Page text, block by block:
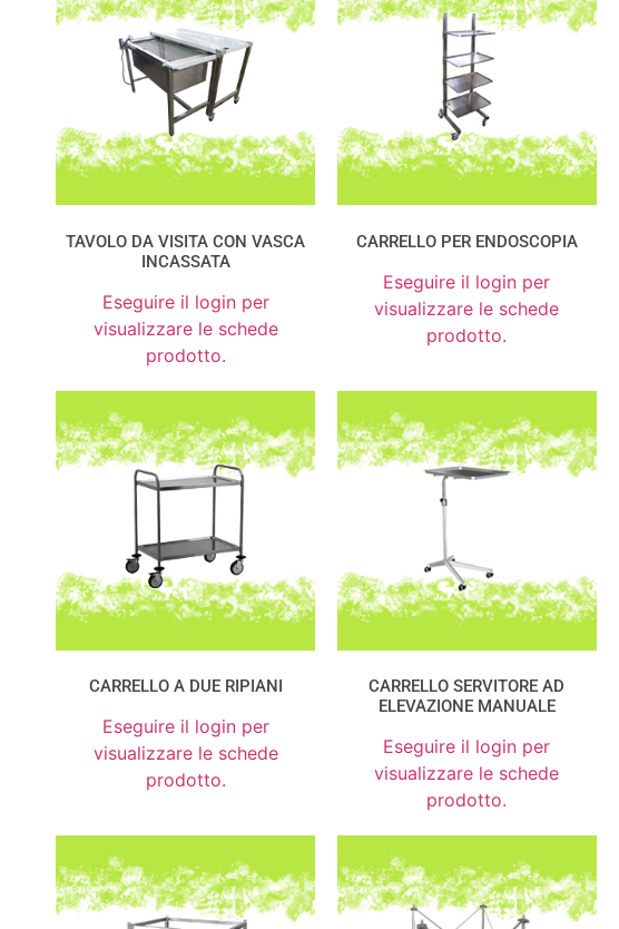
TAVOLO DA VISITA CON VASCA
INCASSATA
Eseguire il login per
visualizzare le schede
prodotto.
CARRELLO PER ENDOSCOPIA
Eseguire il login per
visualizzare le schede
prodotto.
CARRELLO A DUE RIPIANI
Eseguire il login per
visualizzare le schede
prodotto.
CARRELLO SERVITORE AD
ELEVAZIONE MANUALE
Eseguire il login per
visualizzare le schede
prodotto.